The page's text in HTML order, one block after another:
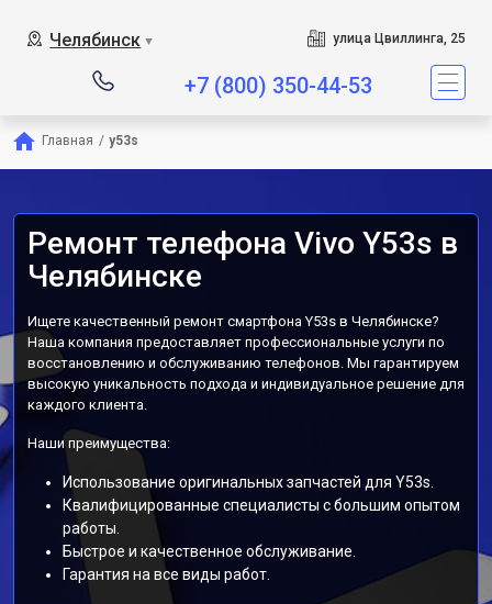
Челябинск ▼ улица Цвиллинга, 25
+7 (800) 350-44-53
Главная / y53s
Ремонт телефона Vivo Y53s в
Челябинске
Ищете качественный ремонт смартфона Y53s в Челябинске?
Наша компания предоставляет профессиональные услуги по
восстановлению и обслуживанию телефонов. Мы гарантируем
высокую уникальность подхода и индивидуальное решение для
каждого клиента.
Наши преимущества:
Использование оригинальных запчастей для Y53s.
Квалифицированные специалисты с большим опытом
работы.
Быстрое и качественное обслуживание.
Гарантия на все виды работ.